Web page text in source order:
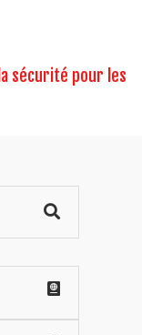
sécurité pour les